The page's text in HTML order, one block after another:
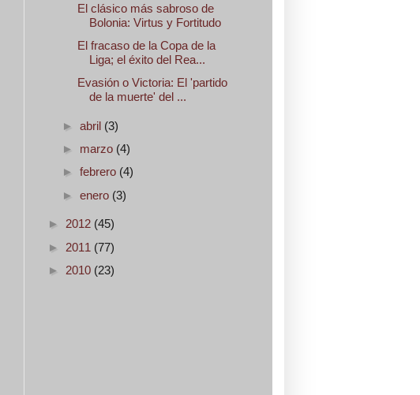
El clásico más sabroso de
Bolonia: Virtus y Fortitudo
El fracaso de la Copa de la
Liga; el éxito del Rea...
Evasión o Victoria: El 'partido
de la muerte' del ...
► abril (3)
► marzo (4)
► febrero (4)
► enero (3)
► 2012 (45)
► 2011 (77)
► 2010 (23)